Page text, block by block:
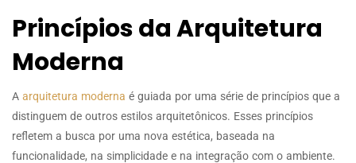
Princípios da Arquitetura
Moderna
A arquitetura moderna é guiada por uma série de princípios que a
distinguem de outros estilos arquitetônicos. Esses princípios
refletem a busca por uma nova estética, baseada na
funcionalidade, na simplicidade e na integração com o ambiente.